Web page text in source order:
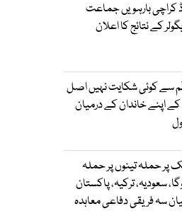
کراچی بارہویں جماعت
کے نتائج کا اعلان
سے کوئی شکایت نہیں اصل
کے اپنے خاندان کے درمیان
پر حملہ تینوں پر حملہ
سعودیہ، ترکیہ، پاکستان
سہ فریقی دفاعی معاہدہ